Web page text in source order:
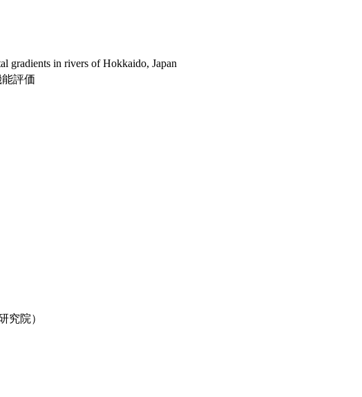
gradients in rivers of Hokkaido, Japan
評価
究院）